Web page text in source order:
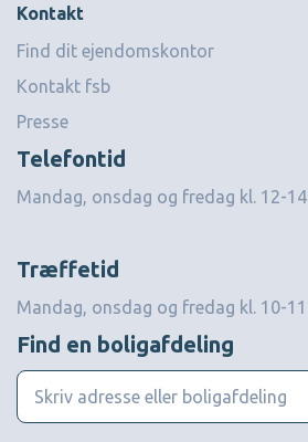
Kontakt
Find dit ejendomskontor
Kontakt fsb
Presse
Telefontid
Mandag, onsdag og fredag kl. 12-14
Træffetid
Mandag, onsdag og fredag kl. 10-11
Find en boligafdeling